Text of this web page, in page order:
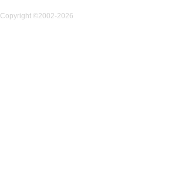
Copyright ©2002-2026